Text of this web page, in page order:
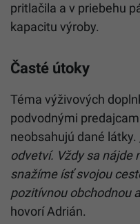
pritlačila a v priebehu
kapacitu výroby.
Časté útoky
Téma výživových
podvodnými
neobsahujú dané látky.
odvetví. Vždy sa nájde
snažíme ísť svojou
pozitívnou obchodnou
hovorí Adrián.